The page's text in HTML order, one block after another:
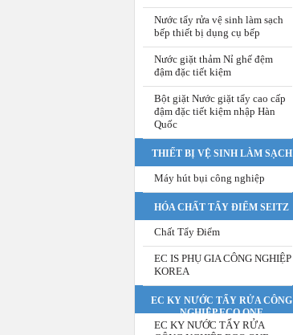
Nước tẩy rửa vệ sinh làm sạch
bếp thiết bị dụng cụ bếp
Nước giặt thảm Nỉ ghế đệm
đậm đặc tiết kiệm
Bột giặt Nước giặt tẩy cao cấp
đậm đặc tiết kiệm nhập Hàn
Quốc
THIẾT BỊ VỆ SINH LÀM SẠCH
Máy hút bụi công nghiệp
HÓA CHẤT TẨY ĐIỂM SEITZ
Chất Tẩy Điểm
EC IS PHỤ GIA CÔNG NGHIỆP
KOREA
EC KY NƯỚC TẨY RỬA CÔNG
NGHIỆP ECO ONE
EC KY NƯỚC TẨY RỬA